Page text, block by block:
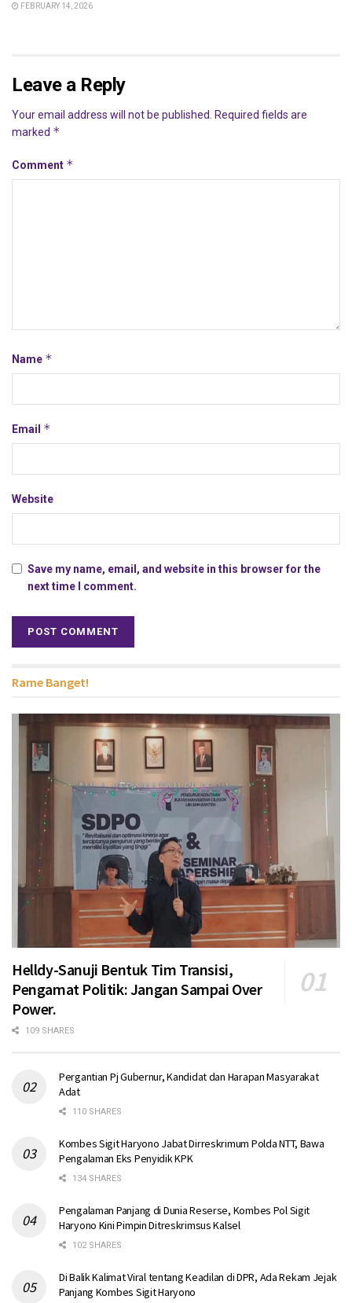
FEBRUARY 14, 2026
Leave a Reply
Your email address will not be published. Required fields are
marked *
Comment *
Name *
Email *
Website
Save my name, email, and website in this browser for the
next time I comment.
Rame Banget!
Helldy-Sanuji Bentuk Tim Transisi,
Pengamat Politik: Jangan Sampai Over
Power.
109 SHARES
Pergantian Pj Gubernur, Kandidat dan Harapan Masyarakat
Adat
110 SHARES
Kombes Sigit Haryono Jabat Dirreskrimum Polda NTT, Bawa
Pengalaman Eks Penyidik KPK
134 SHARES
Pengalaman Panjang di Dunia Reserse, Kombes Pol Sigit
Haryono Kini Pimpin Ditreskrimsus Kalsel
102 SHARES
Di Balik Kalimat Viral tentang Keadilan di DPR, Ada Rekam Jejak
Panjang Kombes Sigit Haryono